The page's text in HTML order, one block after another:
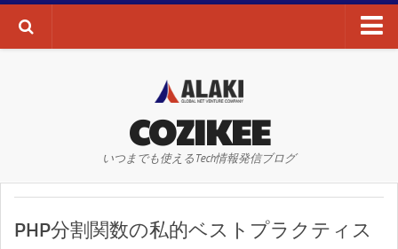
AI・ディープラーニング
WEBサイト
WEBマーケティング
COZIKEE
いつまでも使えるTech情報発信ブログ
PHP分割関数の私的ベストプラクティス